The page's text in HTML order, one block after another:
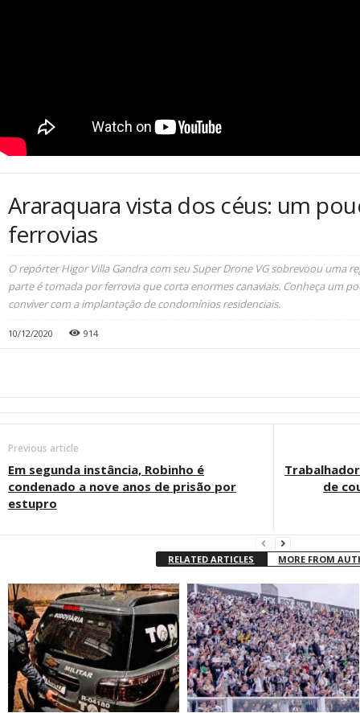
Araraquara vista dos céus: um
ferrovias
O repórter Higor Villa Gandra com seu Super Drone VG sobrevoou uma
parte é tomada por ferrovia que corta enormes canaviais. Conheça um
conviver com a implantação de condomínios residenciais.
10/12/2020 914
Previous article
Em segunda instância, Robinho é
condenado a nove anos de prisão por
estupro
de
RELATED ARTICLES MORE FROM